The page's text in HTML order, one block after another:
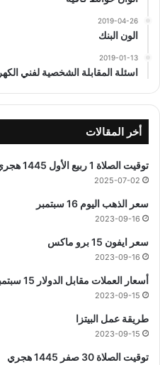
2019-04-26
الون البنك
2019-01-13
اسئلة المقابلة الشخصية لفني
أخر المقالات
توقيت الصلاة 1 ربيع الأول 1445 هجري
2025-07-02
سعر الذهب اليوم 16 سبتمبر
2023-09-16
سعر ايفون 15 برو ماكس
2023-09-16
أسعار العملات مقابل الدولار 15 سبتمبر
2023-09-15
طريقة عمل البيتزا
2023-09-15
توقيت الصلاة 30 صفر 1445 هجري